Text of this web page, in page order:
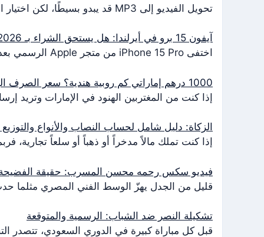
تحويل الفيديو إلى MP3 قد يبدو بسيطًا، لكن اختيار الأداة المناسبة بين الخيارات الكثيرة والمخاطر الخفية ليس سهلاً. هذا الدليل العملي يساعدك…
آيفون 15 برو في أيرلندا: هل يستحق الشراء بـ 2026؟
اختفى iPhone 15 Pro من متجر Apple الرسمي بعد إطلاق سلسلة iPhone 16 في سبتمبر 2024، لكن الهاتف لا يزال حاضرًا في…
1000 درهم إماراتي كم روبية هندية؟ سعر الصرف اليوم
إذا كنت من المغتربين الهنود في الإمارات وتريد إرسال 1000 درهم إلى أهلك في الهند، فأنت تعلم أن سعر الصرف والرسوم
الزكاة: دليل شامل لحساب النصاب والأنواع
إذا كنت تملك مالاً مدخراً أو ذهباً أو سلعاً
فيديو سكس رحمه محسن المسرب: حقيقة الفضيحة
قليل من الجدل يهزّ الوسط الفني المصري مثلما
تشكيلة النصر ضد الشباب: الرسمية والمتوقعة
قبل كل مباراة كبيرة في الدوري السعودي، تتصدر